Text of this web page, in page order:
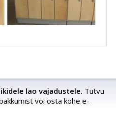
lao vajadustele. Tutvu
või osta kohe e-